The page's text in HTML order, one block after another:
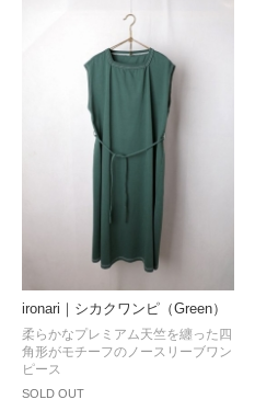
ironari｜シカクワンピ（Green）
SOLD OUT
柔らかなプレミアム天竺を纏った四
角形がモチーフのノースリーブワン
ピース